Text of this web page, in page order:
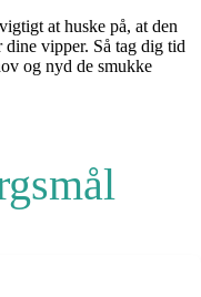
at huske på, at den
vipper. Så tag dig tid
og nyd de smukke